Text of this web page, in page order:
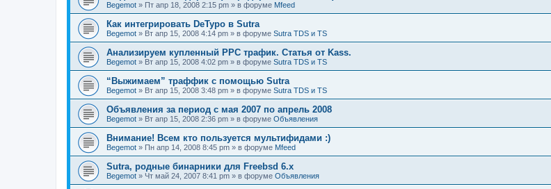
Begemot » Пт апр 18, 2008 2:15 pm » в форуме Mfeed
Как интегрировать DeTypo в Sutra
Begemot » Вт апр 15, 2008 4:14 pm » в форуме Sutra TDS и TS
Анализируем купленный PPC трафик. Статья от Kass.
Begemot » Вт апр 15, 2008 4:02 pm » в форуме Sutra TDS и TS
“Выжимаем” траффик с помощью Sutra
Begemot » Вт апр 15, 2008 3:48 pm » в форуме Sutra TDS и TS
Объявления за период с мая 2007 по апрель 2008
Begemot » Вт апр 15, 2008 2:36 pm » в форуме Объявления
Внимание! Всем кто пользуется мультифидами :)
Begemot » Пн апр 14, 2008 8:45 pm » в форуме Mfeed
Sutra, родные бинарники для Freebsd 6.x
Begemot » Чт май 24, 2007 8:41 pm » в форуме Объявления